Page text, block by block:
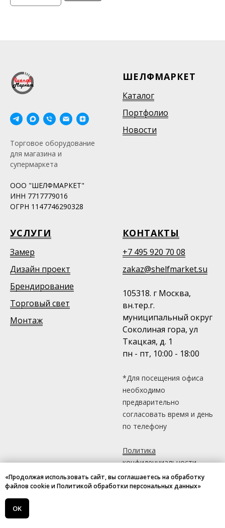
Торговое оборудование
для магазина и
супермаркета
ООО "ШЕЛФМАРКЕТ"
ИНН 7717779016
ОГРН 1147746290328
ШЕЛФМАРКЕТ
Каталог
Портфолио
Новости
УСЛУГИ
Замер
Дизайн проект
Брендирование
Торговый свет
Монтаж
КОНТАКТЫ
+7 495 920 70 08
zakaz@shelfmarket.su
105318. г Москва,
вн.тер.г.
муниципальный округ
Соколиная гора, ул
Ткацкая, д. 1
пн - пт, 10:00 - 18:00
*Для посещения офиса
необходимо
предварительно
согласовать время и день
по телефону
Политика
конфиденциальности
«Продолжая использовать сайт, вы соглашаетесь на обработку
файлов cookie и Политикой обработки персональных данных»
OK